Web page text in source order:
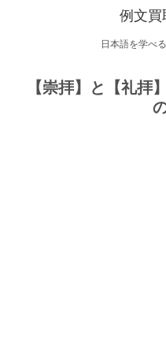
例文買
日本語を学べ
【崇拝】と【礼拝